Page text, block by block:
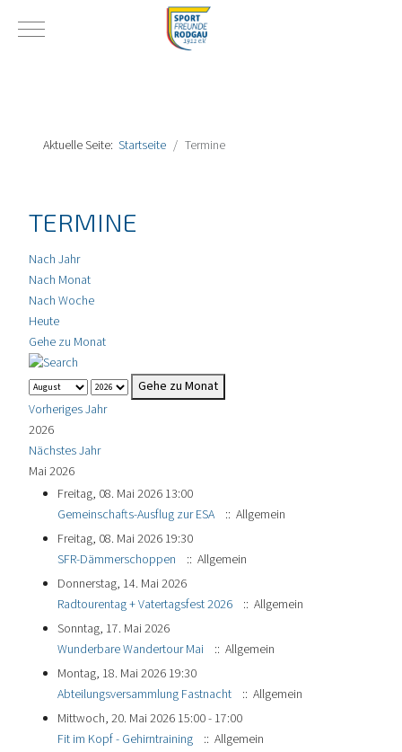
Mobile Menu Toggle
Aktuelle Seite: Startseite Termine
TERMINE
Nach Jahr
Nach Monat
Nach Woche
Heute
Gehe zu Monat
Gehe zu Monat
Vorheriges Jahr
2026
Nächstes Jahr
Mai 2026
Freitag, 08. Mai 2026 13:00
Gemeinschafts-Ausflug zur ESA
:: Allgemein
Freitag, 08. Mai 2026 19:30
SFR-Dämmerschoppen
:: Allgemein
Donnerstag, 14. Mai 2026
Radtourentag + Vatertagsfest 2026
:: Allgemein
Sonntag, 17. Mai 2026
Wunderbare Wandertour Mai
:: Allgemein
Montag, 18. Mai 2026 19:30
Abteilungsversammlung Fastnacht
:: Allgemein
Mittwoch, 20. Mai 2026 15:00 - 17:00
Fit im Kopf - Gehirntraining
:: Allgemein